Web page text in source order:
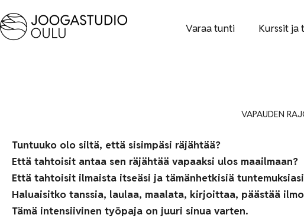
Varaa tunti Kurssit ja
VAPAUDEN
Tuntuuko olo siltä, että sisimpäsi räjähtää?
Että tahtoisit antaa sen räjähtää vapaaksi ulos maailmaan?
Että tahtoisit ilmaista itseäsi ja tämänhetkisiä
Haluaisitko tanssia, laulaa, maalata, kirjoittaa, päästää
Tämä intensiivinen työpaja on juuri sinua varten.